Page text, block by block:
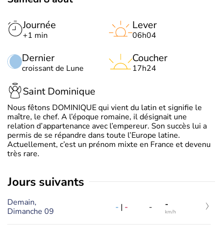
Journée
+1 min
Dernier
croissant de Lune
Lever
06h04
Coucher
17h24
Saint Dominique
Nous fêtons DOMINIQUE qui vient du latin et signifie le
maître, le chef. A l’époque romaine, il désignait une
relation d’appartenance avec l’empereur. Son succès lui a
permis de se répandre dans toute l’Europe latine.
Actuellement, c’est un prénom mixte en France et devenu
très rare.
jours suivants
Demain,
Dimanche 09
- | - - -
km/h